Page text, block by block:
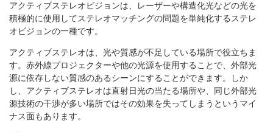
アクティブステレオビジョンは、レーザーや構造化光などの光を
積極的に使用してステレオマッチングの問題を単純化するステレ
オビジョンの一種です。
アクティブステレオは、光や質感が不足している場所で役立ちま
す。赤外線プロジェクターや他の光源を使用することで、外部光
源に依存しない質感のあるシーンにすることができます。しか
し、アクティブステレオは直射日光の当たる場所や、同じ外部光
源技術の干渉が多い場所ではその効果を失ってしまうというマイ
ナス面もあります。